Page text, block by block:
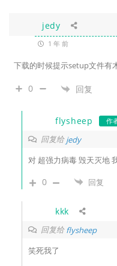
jedy
1 年 前
下载的时候提示setup文件有
0 回复
flysheep 作
回复给jedy
对 超强力病毒 毁天灭地
0 回复
kkk
回复给flysheep
笑死我了